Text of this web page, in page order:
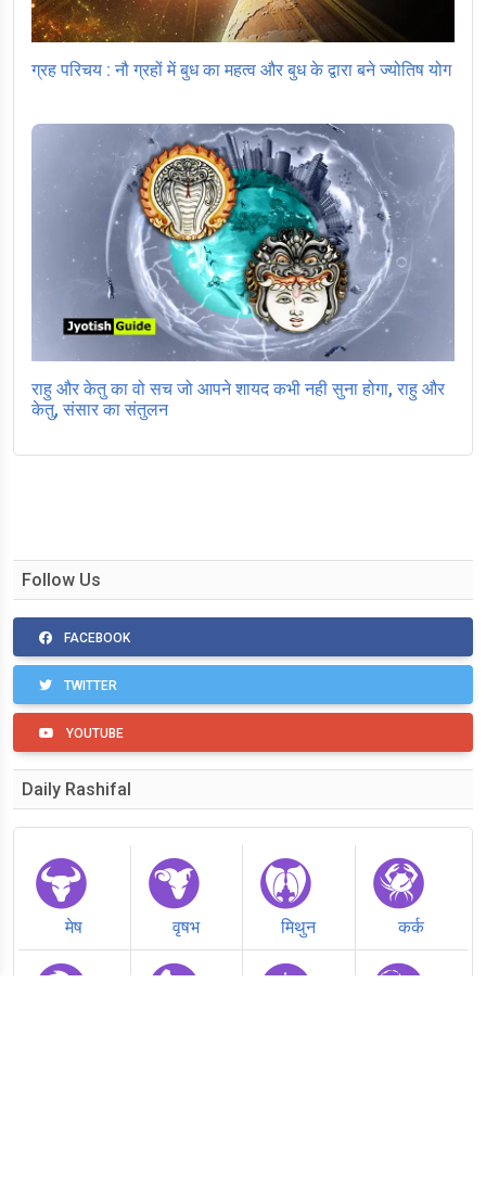
ग्रह परिचय : नौ ग्रहों में बुध का महत्व और बुध के द्वारा बने ज्योतिष योग
राहु और केतु का वो सच जो आपने शायद कभी नही सुना होगा, राहु और
केतु, संसार का संतुलन
Follow Us
FACEBOOK
TWITTER
YOUTUBE
Daily Rashifal
मेष वृषभ मिथुन कर्क